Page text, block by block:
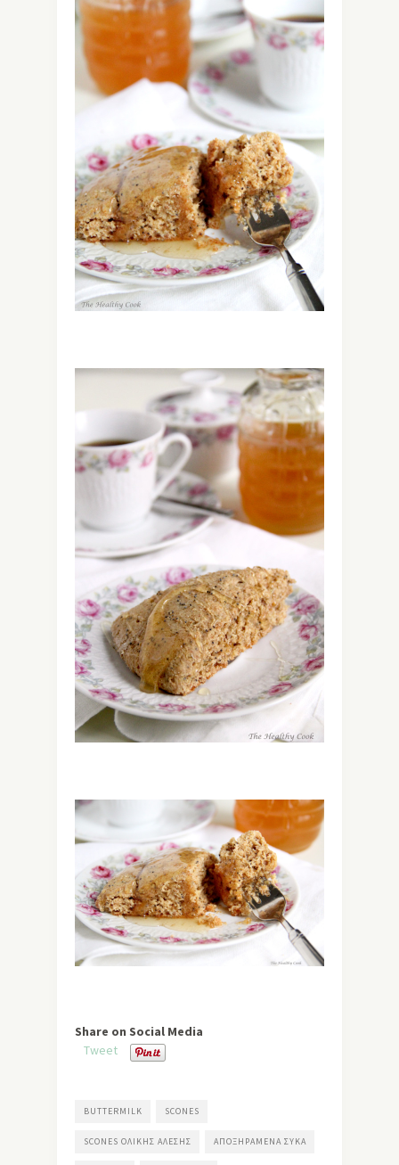
Share on Social Media
Tweet
BUTTERMILK SCONES
SCONES ΟΛΙΚΉΣ ΆΛΕΣΗΣ ΑΠΟΞΗΡΑΜΈΝΑ ΣΎΚΑ